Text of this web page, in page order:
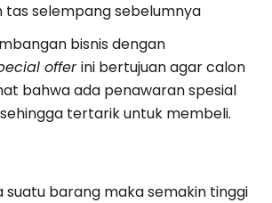
tas selempang sebelumnya
bisnis dengan
offerini bertujuan agar calon
bahwa ada penawaran spesial
tertarik untuk membeli.
suatu barang maka semakin tinggi